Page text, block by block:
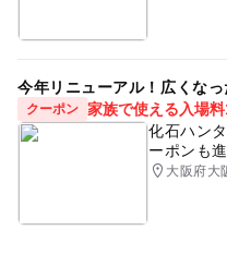
今年リニューアル！広くな
クーポン 家族で使える入場
化石ハン
ーポンも
大阪府大